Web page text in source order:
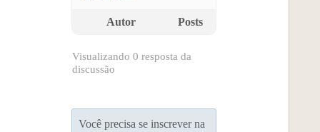
Autor Posts
Visualizando 0 resposta da
discussão
Você precisa se inscrever na